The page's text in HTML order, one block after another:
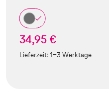
34,95 €
Lieferzeit:1-3 Werktage